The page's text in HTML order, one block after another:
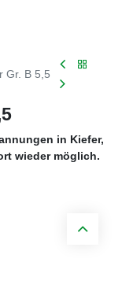
Gr. B 5,5
in Kiefer,
wieder möglich.